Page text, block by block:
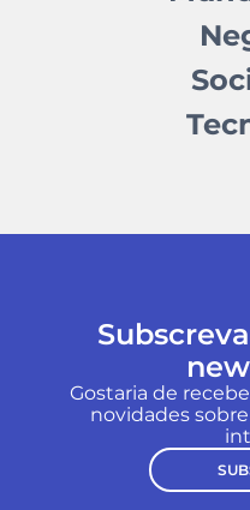
Gostaria de
novidades